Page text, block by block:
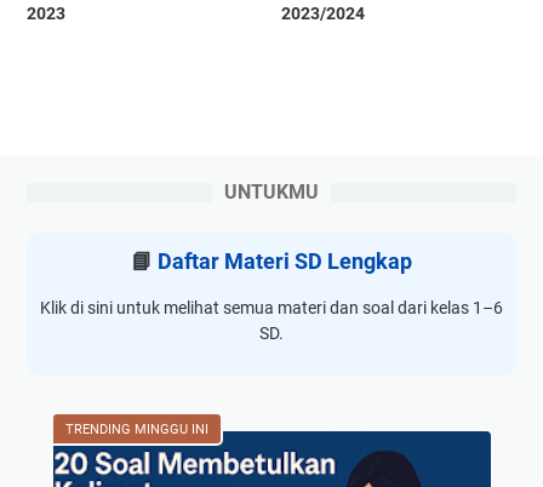
2023
2023/2024
UNTUKMU
📘 Daftar Materi SD Lengkap
Klik di sini untuk melihat semua materi dan soal dari kelas 1–6
SD.
TRENDING MINGGU INI